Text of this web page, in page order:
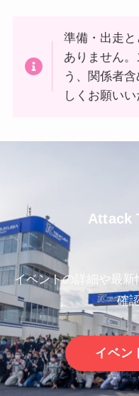
準備・出走
ありません
う、関係者
しくお願いい
Attack
イベントの詳細や最
確
イベン